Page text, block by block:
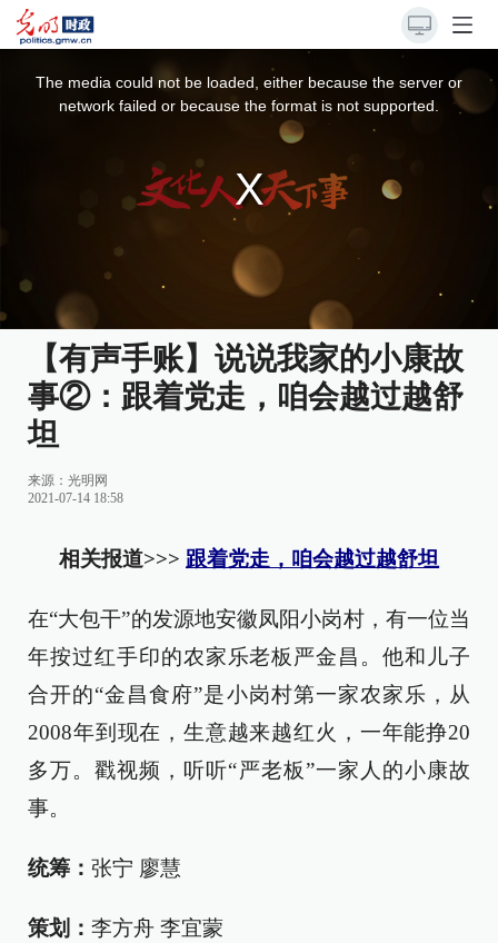
The media could not be loaded, either because the server or
network failed or because the format is not supported.
【有声手账】说说我家的小康故
事②：跟着党走，咱会越过越舒
坦
来源： 光明网
2021-07-14 18:58
相关报道>>> 跟着党走，咱会越过越舒坦
在“大包干”的发源地安徽凤阳小岗村，有一位当
年按过红手印的农家乐老板严金昌。他和儿子
合开的“金昌食府”是小岗村第一家农家乐，从
2008年到现在，生意越来越红火，一年能挣20
多万。戳视频，听听“严老板”一家人的小康故
事。
统筹： 张宁 廖慧
策划： 李方舟 李宜蒙